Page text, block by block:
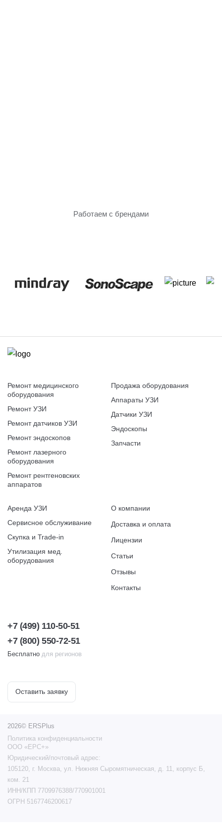
Работаем с брендами
Ремонт медицинского
оборудования
Ремонт УЗИ
Ремонт датчиков УЗИ
Ремонт эндоскопов
Ремонт лазерного
оборудования
Ремонт рентгеновских
аппаратов
Продажа оборудования
Аппараты УЗИ
Датчики УЗИ
Эндоскопы
Запчасти
Аренда УЗИ
Сервисное обслуживание
Скупка и Trade-in
Утилизация мед.
оборудования
О компании
Доставка и оплата
Лицензии
Статьи
Отзывы
Контакты
+7 (499) 110-50-51
+7 (800) 550-72-51
Бесплатно для регионов
Оставить заявку
2026© ERSPlus
Политика конфиденциальности
ООО «ЕРС+»
Юридический/почтовый адрес:
105120, г. Москва, ул. Нижняя Сыромятническая, д. 11, корпус Б,
ком. 21
ИНН/КПП 7709976388/770901001
ОГРН 5167746200617